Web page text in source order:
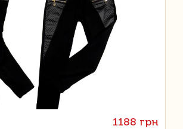
1188 грн